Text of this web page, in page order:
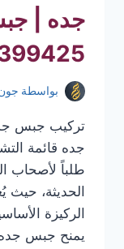
جده |
بواسطة
تركيب جبس
جده قائمة
طلباً لأصحاب
الحديثة،
الركيزة
يمنح جبس جده